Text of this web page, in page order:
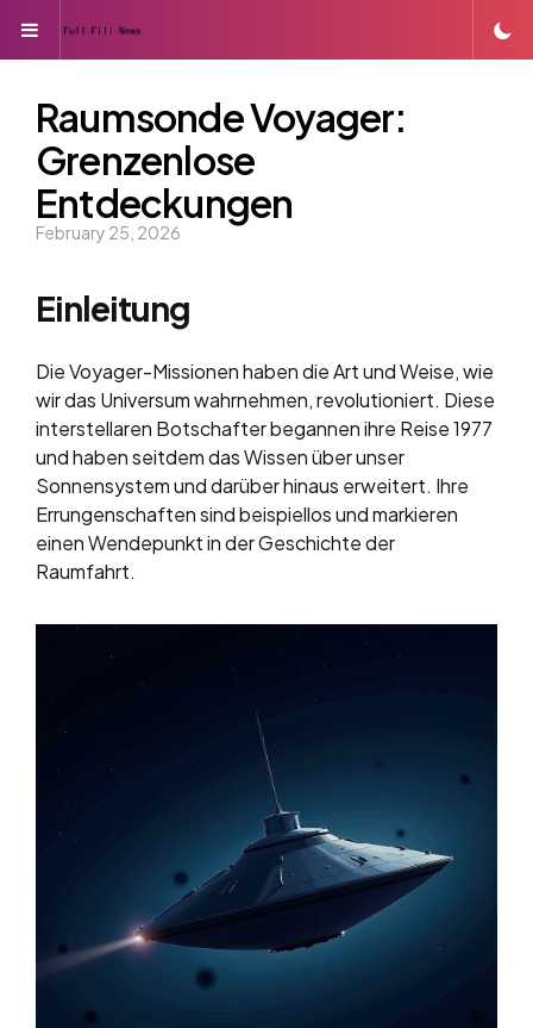
Menu
Raumsonde Voyager:
Grenzenlose
Entdeckungen
February 25, 2026
Einleitung
Die Voyager-Missionen haben die Art und Weise, wie
wir das Universum wahrnehmen, revolutioniert. Diese
interstellaren Botschafter begannen ihre Reise 1977
und haben seitdem das Wissen über unser
Sonnensystem und darüber hinaus erweitert. Ihre
Errungenschaften sind beispiellos und markieren
einen Wendepunkt in der Geschichte der
Raumfahrt.